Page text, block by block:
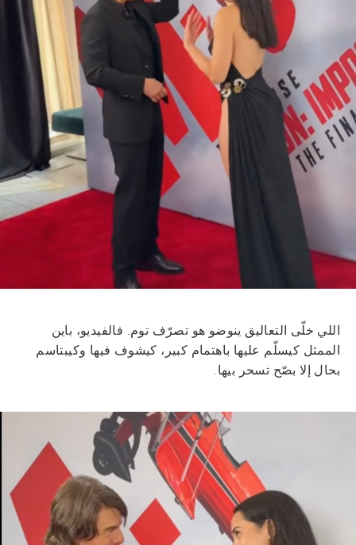
اللي خلّى التعاليق ينوضو هو تصرّف توم. فالفيديو، باين
الممثل كيسلّم عليها باهتمام كبير، كيشوف فيها وكيبتاسم
بحال إلا بصّح تسحر بيها.